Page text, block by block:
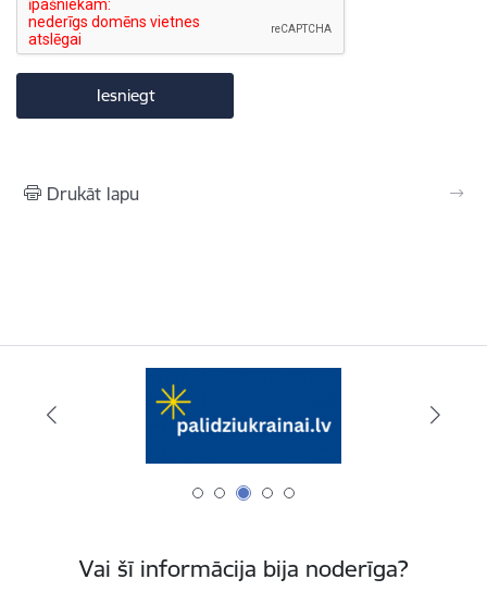
Drukāt lapu
Vai šī informācija bija noderīga?